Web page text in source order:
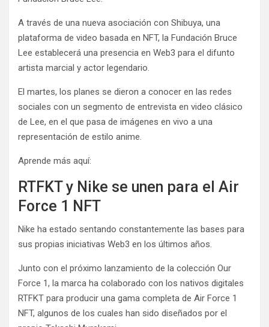
A través de una nueva asociación con Shibuya, una
plataforma de video basada en NFT, la Fundación Bruce
Lee establecerá una presencia en Web3 para el difunto
artista marcial y actor legendario.
El martes, los planes se dieron a conocer en las redes
sociales con un segmento de entrevista en video clásico
de Lee, en el que pasa de imágenes en vivo a una
representación de estilo anime.
Aprende más aquí:
RTFKT y Nike se unen para el Air
Force 1 NFT
Nike ha estado sentando constantemente las bases para
sus propias iniciativas Web3 en los últimos años.
Junto con el próximo lanzamiento de la colección Our
Force 1, la marca ha colaborado con los nativos digitales
RTFKT para producir una gama completa de Air Force 1
NFT, algunos de los cuales han sido diseñados por el